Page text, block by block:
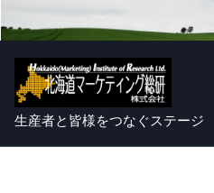
ン
生産者と皆様をつなぐステージ